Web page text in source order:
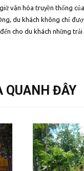
hóa truyền thống
du khách không chỉ
cho du khách những
QUANH ĐÂY